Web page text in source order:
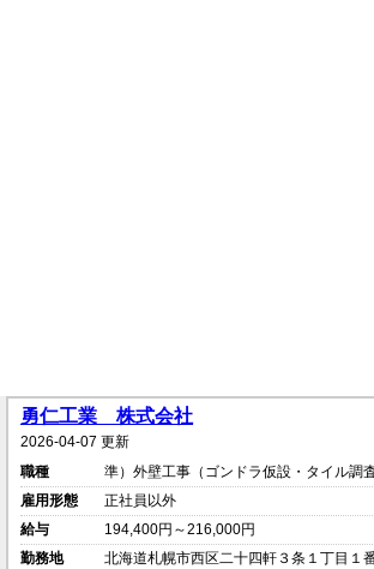
勇仁工業 株式会社
2026-04-07 更新
職種
準）外壁工事（ゴンドラ仮設・タイル調
雇用形態
正社員以外
給与
194,400円～216,000円
勤務地
北海道札幌市西区二十四軒３条１丁目１